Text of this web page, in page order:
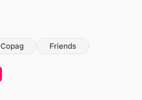
Copag Friends